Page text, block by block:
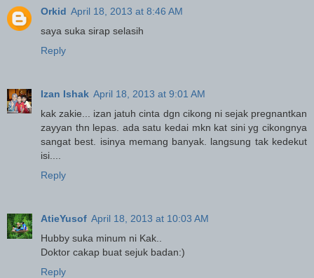
Orkid April 18, 2013 at 8:46 AM
saya suka sirap selasih
Reply
Izan Ishak April 18, 2013 at 9:01 AM
kak zakie... izan jatuh cinta dgn cikong ni sejak pregnantkan
zayyan thn lepas. ada satu kedai mkn kat sini yg cikongnya
sangat best. isinya memang banyak. langsung tak kedekut
isi....
Reply
AtieYusof April 18, 2013 at 10:03 AM
Hubby suka minum ni Kak..
Doktor cakap buat sejuk badan:)
Reply